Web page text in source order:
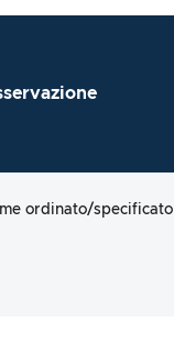
ordinato/specificato